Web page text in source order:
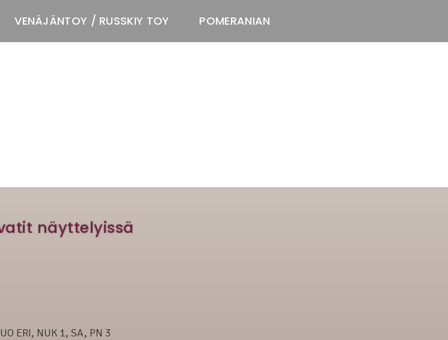
VENÄJÄNTOY / RUSSKIY TOY POMERANIAN
pomeranian
näyttelyissä
ERI, NUK 1, SA, PN 3